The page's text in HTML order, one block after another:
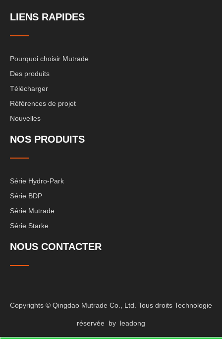
LIENS RAPIDES
Pourquoi choisir Mutrade
Des produits
Télécharger
Références de projet
Nouvelles
NOS PRODUITS
Série Hydro-Park
Série BDP
Série Mutrade
Série Starke
NOUS CONTACTER
Copyrights © Qingdao Mutrade Co., Ltd. Tous droits Technologie
réservée by leadong